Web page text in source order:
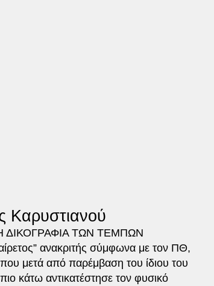
Καρυστιανού
ΔΙΚΟΓΡΑΦΙΑ ΤΩΝ ΤΕΜΠΩΝ
ανακριτής σύμφωνα με τον ΠΘ,
μετά από παρέμβαση του ίδιου του
κάτω αντικατέστησε τον φυσικό